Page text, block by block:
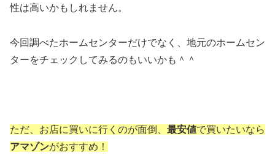
性は高いかもしれません。
今回調べたホームセンターだけでなく、地元のホームセン
ターをチェックしてみるのもいいかも＾＾
ただ、お店に買いに行くのが面倒、 最安値で買いたいなら
アマゾンがおすすめ！